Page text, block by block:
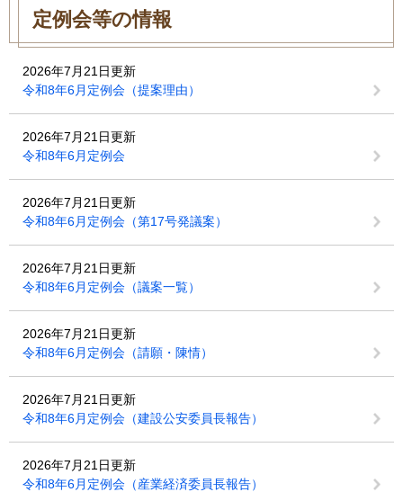
定例会等の情報
2026年7月21日更新
令和8年6月定例会（提案理由）
2026年7月21日更新
令和8年6月定例会
2026年7月21日更新
令和8年6月定例会（第17号発議案）
2026年7月21日更新
令和8年6月定例会（議案一覧）
2026年7月21日更新
令和8年6月定例会（請願・陳情）
2026年7月21日更新
令和8年6月定例会（建設公安委員長報告）
2026年7月21日更新
令和8年6月定例会（産業経済委員長報告）